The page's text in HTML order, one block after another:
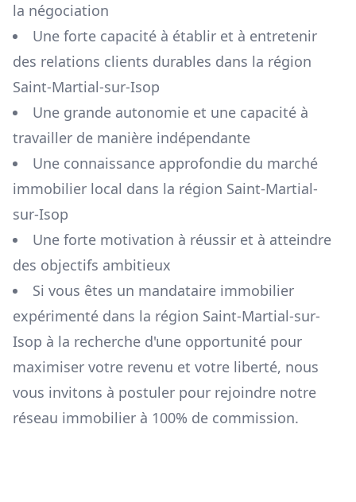
la négociation
Une forte capacité à établir et à entretenir
des relations clients durables dans la région
Saint-Martial-sur-Isop
Une grande autonomie et une capacité à
travailler de manière indépendante
Une connaissance approfondie du marché
immobilier local dans la région Saint-Martial-
sur-Isop
Une forte motivation à réussir et à atteindre
des objectifs ambitieux
Si vous êtes un mandataire immobilier
expérimenté dans la région Saint-Martial-sur-
Isop à la recherche d'une opportunité pour
maximiser votre revenu et votre liberté, nous
vous invitons à postuler pour rejoindre notre
réseau immobilier à 100% de commission.